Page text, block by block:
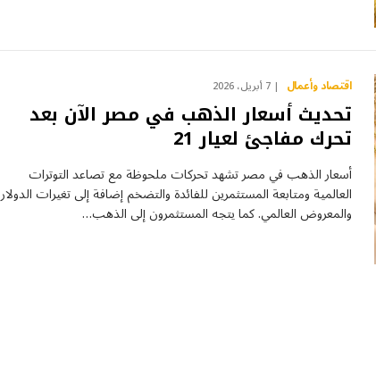
اقتصاد وأعمال 7 أبريل، 2026
تحديث أسعار الذهب في مصر الآن بعد
تحرك مفاجئ لعيار 21
أسعار الذهب في مصر تشهد تحركات ملحوظة مع تصاعد التوترات
العالمية ومتابعة المستثمرين للفائدة والتضخم إضافة إلى تغيرات الدولار
والمعروض العالمي. كما يتجه المستثمرون إلى الذهب…